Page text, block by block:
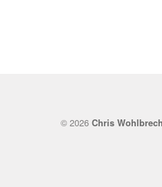
© 2026 Chris